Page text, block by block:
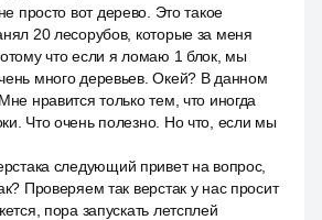
просто вот дерево. Это такое
20 лесорубов, которые за меня
что если я ломаю 1 блок, мы
много деревьев. Окей? В данном
нравится только тем, что иногда
Что очень полезно. Но что, если мы
следующий привет на вопрос,
Проверяем так верстак у нас просит
пора запускать летсплей